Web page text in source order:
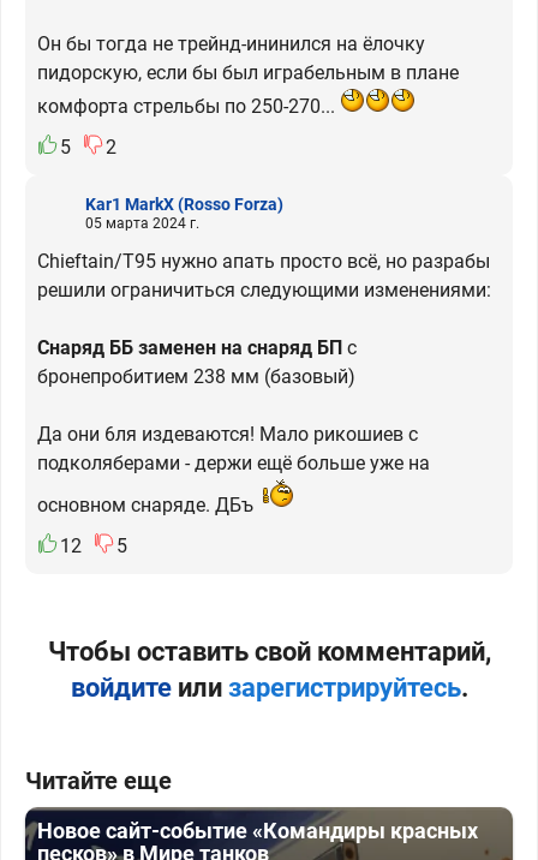
Он бы тогда не трейнд-ининился на ёлочку
пидорскую, если бы был играбельным в плане
комфорта стрельбы по 250-270...
5
2
Kar1 MarkX(Rosso Forza)
05 марта 2024 г.
Chieftain/T95 нужно апать просто всё, но разрабы
решили ограничиться следующими изменениями:
Снаряд ББ заменен на снаряд БП с
бронепробитием 238 мм (базовый)
Да они 6ля издеваются! Мало рикошиев с
подколяберами - держи ещё больше уже на
основном снаряде. ДБъ
12
5
Чтобы оставить свой комментарий,
войдитеили зарегистрируйтесь.
Читайте еще
Новое сайт-событие «Командиры красных
песков» в Мире танков